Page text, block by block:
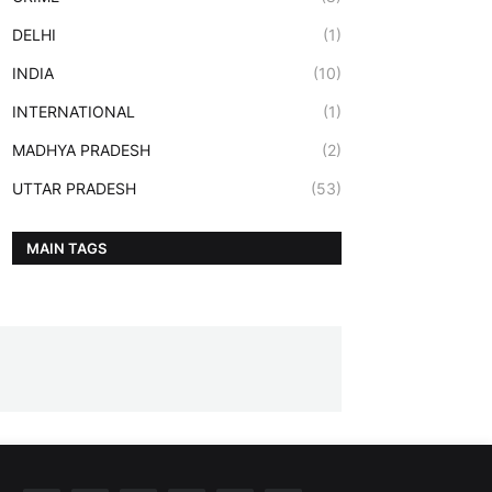
DELHI (1)
INDIA (10)
INTERNATIONAL (1)
MADHYA PRADESH (2)
UTTAR PRADESH (53)
MAIN TAGS